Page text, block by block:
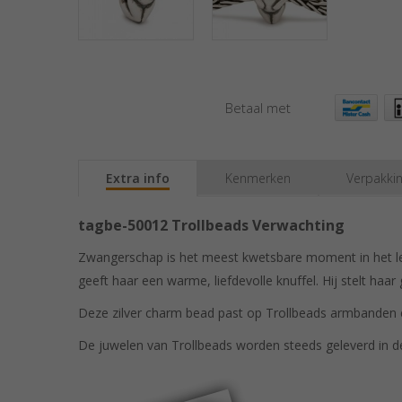
Betaal met
Extra info Kenmerken
tagbe-50012 Trollbeads Verwachting
Zwangerschap is het meest kwetsbare moment in
geeft haar een warme, liefdevolle knuffel. Hij stelt
Deze zilver charm bead past op Trollbeads
De juwelen van Trollbeads worden steeds geleverd in